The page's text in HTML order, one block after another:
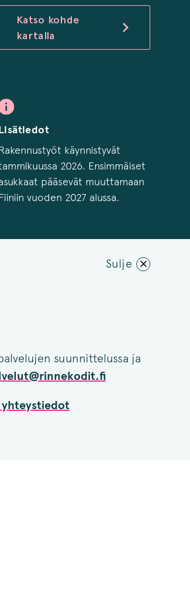
Katso kohde
kartalla
käynnistyvät
2026. Ensimmäiset
pääsevät muuttamaan
vuoden 2027 alussa.
Sulje
suunnittelussa ja